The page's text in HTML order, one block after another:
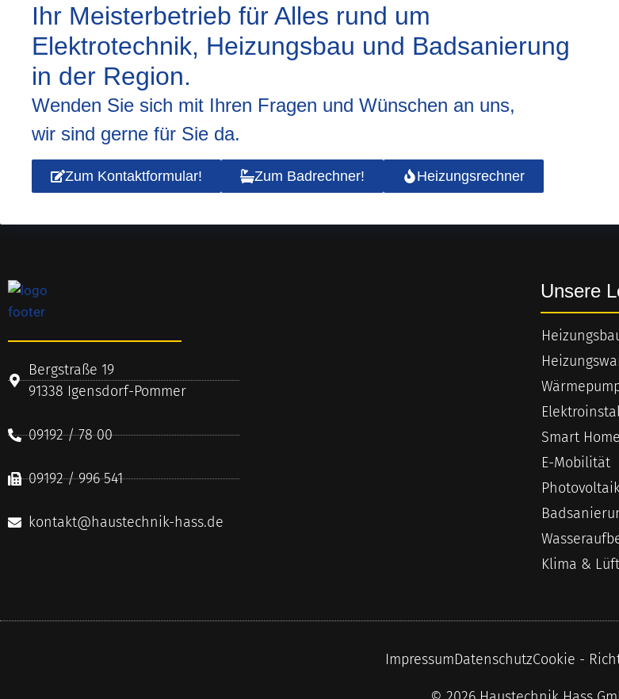
Ihr Meisterbetrieb für Alles rund um
Elektrotechnik, Heizungsbau und Badsanierung
in der Region.
Wenden Sie sich mit Ihren Fragen und Wünschen an uns,
wir sind gerne für Sie da.
Zum Kontaktformular! Zum Badrechner! Heizungsrechner
Bergstraße 19
91338 Igensdorf-Pommer
09192 / 78 00
09192 / 996 541
kontakt@haustechnik-hass.de
Unsere
Smart Home
E-Mobilität
Klima &
ImpressumDatenschutzCookie -